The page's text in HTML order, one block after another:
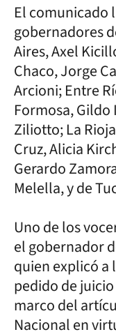
El comunicado
gobernadores
Aires, Axel
Chaco, Jorge
Arcioni; Entre
Formosa, Gildo
Ziliotto; La
Cruz, Alicia
Gerardo
Melella, y de
Uno de los
el gobernador
quien explicó a
pedido de
marco del
Nacional en